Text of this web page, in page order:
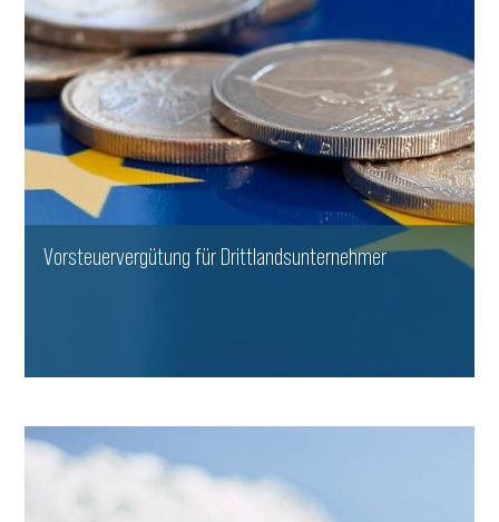
Vorsteuervergütung für Drittlandsunternehmer